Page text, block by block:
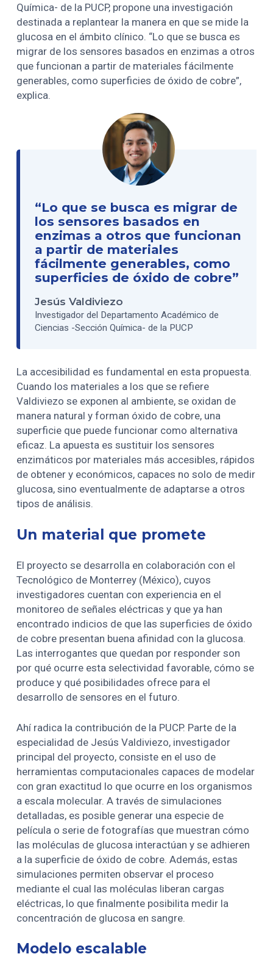
Química- de la PUCP, propone una investigación
destinada a replantear la manera en que se mide la
glucosa en el ámbito clínico. “Lo que se busca es
migrar de los sensores basados en enzimas a otros
que funcionan a partir de materiales fácilmente
generables, como superficies de óxido de cobre”,
explica.
“Lo que se busca es migrar de
los sensores basados en
enzimas a otros que funcionan
a partir de materiales
fácilmente generables, como
superficies de óxido de cobre”
Jesús Valdiviezo
Investigador del Departamento Académico de
Ciencias -Sección Química- de la PUCP
La accesibilidad es fundamental en esta propuesta.
Cuando los materiales a los que se refiere
Valdiviezo se exponen al ambiente, se oxidan de
manera natural y forman óxido de cobre, una
superficie que puede funcionar como alternativa
eficaz. La apuesta es sustituir los sensores
enzimáticos por materiales más accesibles, rápidos
de obtener y económicos, capaces no solo de medir
glucosa, sino eventualmente de adaptarse a otros
tipos de análisis.
Un material que promete
El proyecto se desarrolla en colaboración con el
Tecnológico de Monterrey (México), cuyos
investigadores cuentan con experiencia en el
monitoreo de señales eléctricas y que ya han
encontrado indicios de que las superficies de óxido
de cobre presentan buena afinidad con la glucosa.
Las interrogantes que quedan por responder son
por qué ocurre esta selectividad favorable, cómo se
produce y qué posibilidades ofrece para el
desarrollo de sensores en el futuro.
Ahí radica la contribución de la PUCP. Parte de la
especialidad de Jesús Valdiviezo, investigador
principal del proyecto, consiste en el uso de
herramientas computacionales capaces de modelar
con gran exactitud lo que ocurre en los organismos
a escala molecular. A través de simulaciones
detalladas, es posible generar una especie de
película o serie de fotografías que muestran cómo
las moléculas de glucosa interactúan y se adhieren
a la superficie de óxido de cobre. Además, estas
simulaciones permiten observar el proceso
mediante el cual las moléculas liberan cargas
eléctricas, lo que finalmente posibilita medir la
concentración de glucosa en sangre.
Modelo escalable